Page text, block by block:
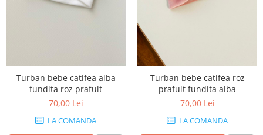
Turban bebe catifea alba
fundita roz prafuit
70,00 Lei
LA COMANDA
Turban bebe catifea roz
prafuit fundita alba
70,00 Lei
LA COMANDA